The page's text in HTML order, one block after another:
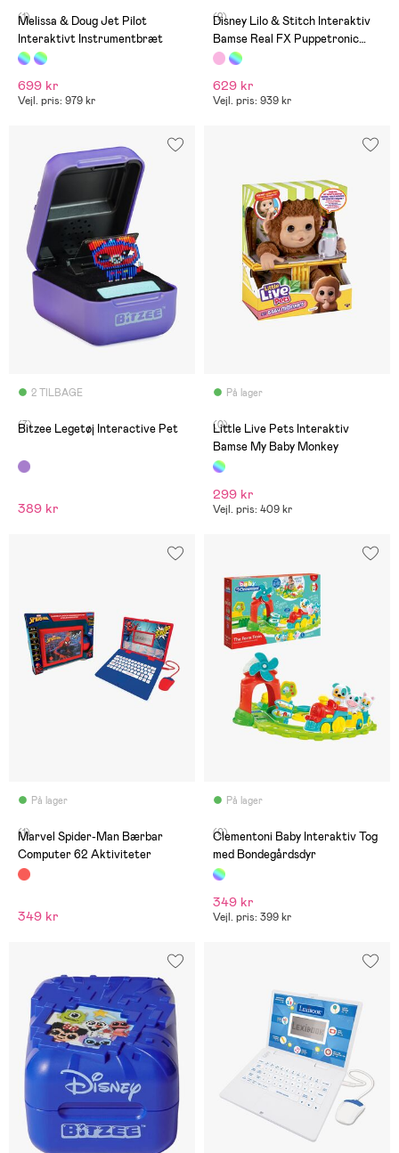
(1)
Melissa & Doug Jet Pilot
Interaktivt Instrumentbræt
699 kr
Vejl. pris: 979 kr
(2)
Disney Lilo & Stitch Interaktiv
Bamse Real FX Puppetronic
Angel
629 kr
Vejl. pris: 939 kr
2 TILBAGE
(7)
Bitzee Legetøj Interactive Pet
389 kr
På lager
(0)
Little Live Pets Interaktiv
Bamse My Baby Monkey
299 kr
Vejl. pris: 409 kr
På lager
(1)
Marvel Spider-Man Bærbar
Computer 62 Aktiviteter
349 kr
På lager
(0)
Clementoni Baby Interaktiv Tog
med Bondegårdsdyr
349 kr
Vejl. pris: 399 kr